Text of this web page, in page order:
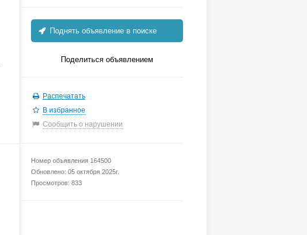
Поднять объявление в поиске
Поделиться объявлением
Распечатать
В избранное
Сообщить о нарушении
Номер объявления 164500
Обновлено: 05 октября 2025г.
Просмотров: 833